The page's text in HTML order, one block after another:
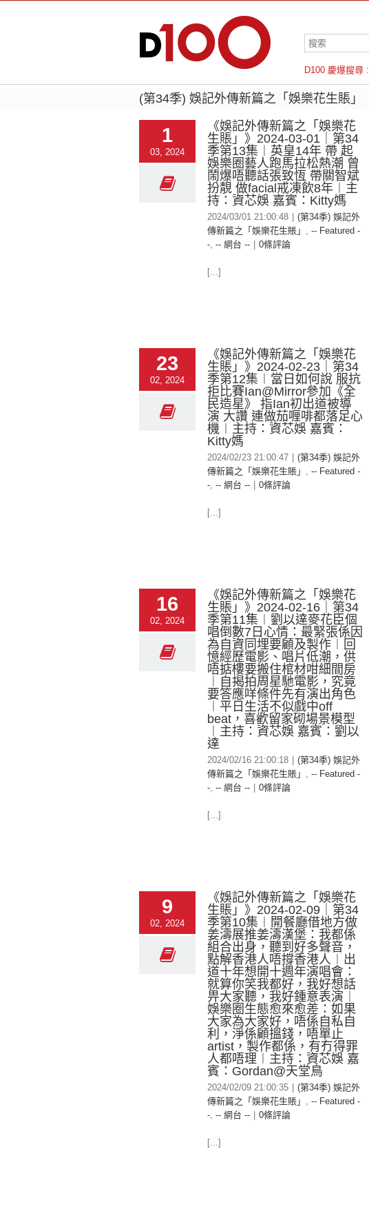
D100 慶爆搜尋 :
羅倫斯
(第34季) 娛記外傳新篇之「娛樂花生賬」
1
03, 2024
《娛記外傳新篇之「娛樂花
生賬」》2024-03-01｜第34
季第13集︱英皇14年 帶 起
娛樂圈藝人跑馬拉松熱潮 曾
鬧爆唔聽話張致恆 帶關智斌
扮靚 做facial戒凍飲8年︱主
持：資芯娛 嘉賓：Kitty媽
2024/03/01 21:00:48
(第34季) 娛記外
傳新篇之「娛樂花生賬」 , -- Featured -
-, -- 網台 -- 0條評論
[...]
23
02, 2024
《娛記外傳新篇之「娛樂花
生賬」》2024-02-23｜第34
季第12集︱當日如何說 服抗
拒比賽Ian@Mirror參加《全
民造星》 指Ian初出道被導
演 大讚 連做茄喱啡都落足心
機︱主持：資芯娛 嘉賓：
Kitty媽
2024/02/23 21:00:47
(第34季) 娛記外
傳新篇之「娛樂花生賬」 , -- Featured -
-, -- 網台 -- 0條評論
[...]
16
02, 2024
《娛記外傳新篇之「娛樂花
生賬」》2024-02-16｜第34
季第11集︱劉以達麥花臣個
唱倒數7日心情：最緊張係因
為自資同埋要顧及製作︱回
憶經歷電影、唱片低潮，供
唔掂樓要搬住棺材咁細間房
︱自揭拍周星馳電影，究竟
要答應咩條件先有演出角色
︱平日生活不似戲中off
beat，喜歡留家砌場景模型
︱主持：資芯娛 嘉賓：劉以
達
2024/02/16 21:00:18
(第34季) 娛記外
傳新篇之「娛樂花生賬」 , -- Featured -
-, -- 網台 -- 0條評論
[...]
9
02, 2024
《娛記外傳新篇之「娛樂花
生賬」》2024-02-09｜第34
季第10集︱開餐廳借地方做
姜濤展推姜濤漢堡：我都係
組合出身，聽到好多聲音，
點解香港人唔撐香港人︱出
道十年想開十週年演唱會：
就算你笑我都好，我好想話
畀大家聽，我好鍾意表演︱
娛樂圈生態愈來愈差：如果
大家為大家好，唔係自私自
利，淨係顧搵錢，唔單止
artist，製作都係，有冇得罪
人都唔理︱主持：資芯娛 嘉
賓：Gordan@天堂鳥
2024/02/09 21:00:35
(第34季) 娛記外
傳新篇之「娛樂花生賬」 , -- Featured -
-, -- 網台 -- 0條評論
[...]